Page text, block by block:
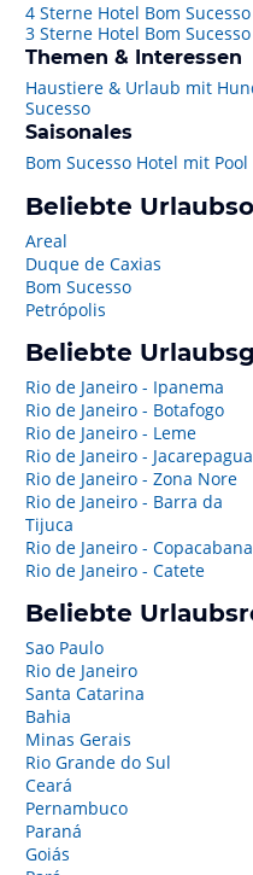
4 Sterne Hotel Bom Sucesso
3 Sterne Hotel Bom Sucesso
Themen & Interessen
Haustiere & Urlaub mit
Sucesso
Saisonales
Bom Sucesso Hotel mit Pool
Beliebte
Areal
Duque de Caxias
Bom Sucesso
Petrópolis
Beliebte
Rio de Janeiro - Ipanema
Rio de Janeiro - Botafogo
Rio de Janeiro - Leme
Rio de Janeiro - Jacarepagua
Rio de Janeiro - Zona Nore
Rio de Janeiro - Barra da
Tijuca
Rio de Janeiro - Copacabana
Rio de Janeiro - Catete
Beliebte
Sao Paulo
Rio de Janeiro
Santa Catarina
Bahia
Minas Gerais
Rio Grande do Sul
Ceará
Pernambuco
Paraná
Goiás